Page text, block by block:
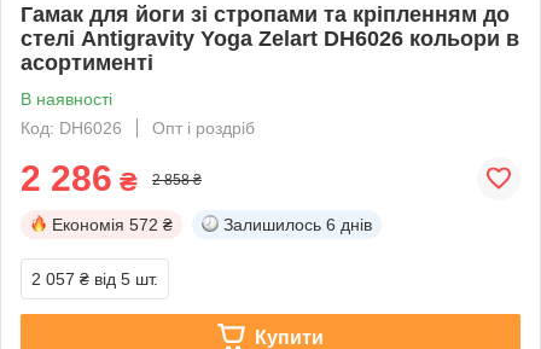
Гамак для йоги зі стропами та кріпленням до
стелі Antigravity Yoga Zelart DH6026 кольори в
асортименті
В наявності
Код: DH6026
Опт і роздріб
2 286 ₴ 2 858 ₴
Економія 572 ₴ Залишилось 6 днів
2 057 ₴ від 5 шт.
Купити